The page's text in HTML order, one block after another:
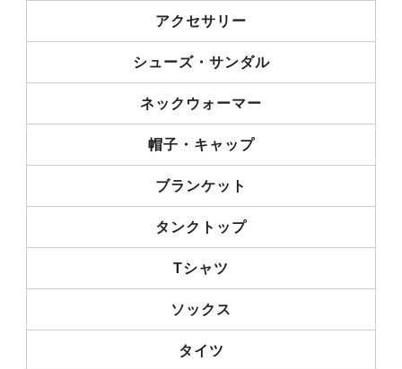
アクセサリー
シューズ・サンダル
ネックウォーマー
帽子・キャップ
ブランケット
タンクトップ
Tシャツ
ソックス
タイツ